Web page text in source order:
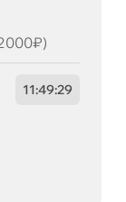
7 201 ₽
11:49:28